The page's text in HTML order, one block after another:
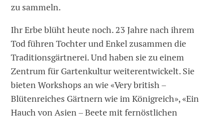
zu sammeln.
Ihr Erbe blüht heute noch. 23 Jahre nach ihrem
Tod führen Tochter und Enkel zusammen die
Traditionsgärtnerei. Und haben sie zu einem
Zentrum für Gartenkultur weiterentwickelt. Sie
bieten Workshops an wie «Very british –
Blütenreiches Gärtnern wie im Königreich», «Ein
Hauch von Asien – Beete mit fernöstlichen